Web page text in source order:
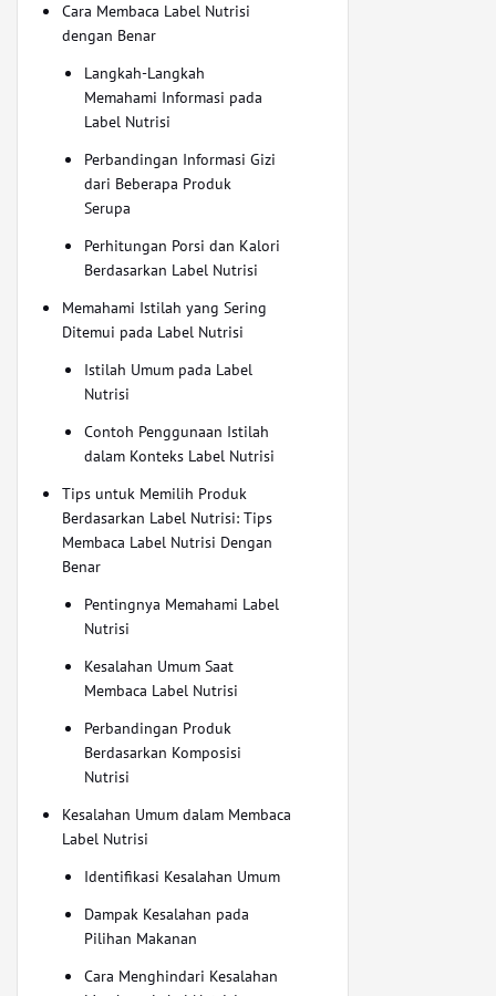
Cara Membaca Label Nutrisi
dengan Benar
Langkah-Langkah
Memahami Informasi pada
Label Nutrisi
Perbandingan Informasi Gizi
dari Beberapa Produk
Serupa
Perhitungan Porsi dan Kalori
Berdasarkan Label Nutrisi
Memahami Istilah yang Sering
Ditemui pada Label Nutrisi
Istilah Umum pada Label
Nutrisi
Contoh Penggunaan Istilah
dalam Konteks Label Nutrisi
Tips untuk Memilih Produk
Berdasarkan Label Nutrisi: Tips
Membaca Label Nutrisi Dengan
Benar
Pentingnya Memahami Label
Nutrisi
Kesalahan Umum Saat
Membaca Label Nutrisi
Perbandingan Produk
Berdasarkan Komposisi
Nutrisi
Kesalahan Umum dalam Membaca
Label Nutrisi
Identifikasi Kesalahan Umum
Dampak Kesalahan pada
Pilihan Makanan
Cara Menghindari Kesalahan